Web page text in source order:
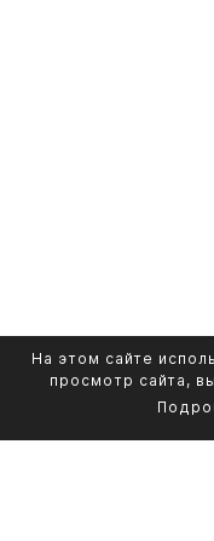
На этом сайте
просмотр сайта,